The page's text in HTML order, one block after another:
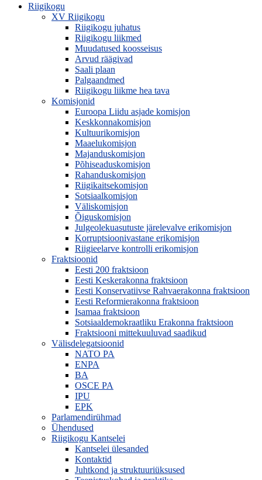
Riigikogu
XV Riigikogu
Riigikogu juhatus
Riigikogu liikmed
Muudatused koosseisus
Arvud räägivad
Saali plaan
Palgaandmed
Riigikogu liikme hea tava
Komisjonid
Euroopa Liidu asjade komisjon
Keskkonnakomisjon
Kultuurikomisjon
Maaelukomisjon
Majanduskomisjon
Põhiseaduskomisjon
Rahanduskomisjon
Riigikaitsekomisjon
Sotsiaalkomisjon
Väliskomisjon
Õiguskomisjon
Julgeolekuasutuste järelevalve erikomisjon
Korruptsioonivastane erikomisjon
Riigieelarve kontrolli erikomisjon
Fraktsioonid
Eesti 200 fraktsioon
Eesti Keskerakonna fraktsioon
Eesti Konservatiivse Rahvaerakonna fraktsioon
Eesti Reformierakonna fraktsioon
Isamaa fraktsioon
Sotsiaaldemokraatliku Erakonna fraktsioon
Fraktsiooni mittekuuluvad saadikud
Välisdelegatsioonid
NATO PA
ENPA
BA
OSCE PA
IPU
EPK
Parlamendirühmad
Ühendused
Riigikogu Kantselei
Kantselei ülesanded
Kontaktid
Juhtkond ja struktuuriüksused